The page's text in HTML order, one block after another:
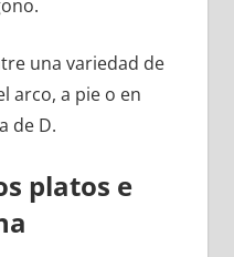
una variedad de
arco, a pie o en
de D.
platos e